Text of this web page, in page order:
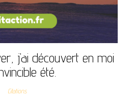
j’ai découvert en moi
été.
Citations